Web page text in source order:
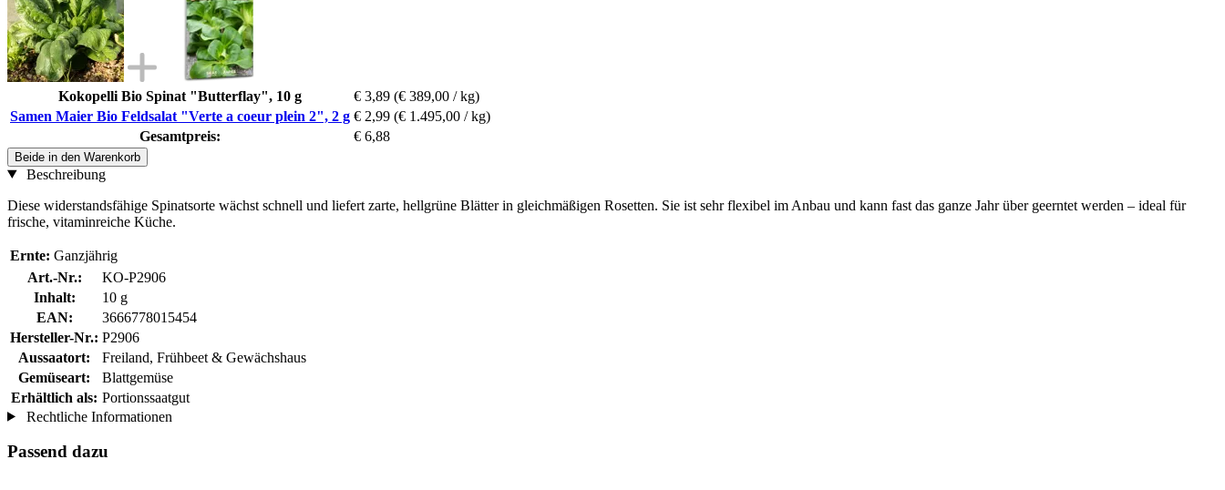
Kokopelli Bio Spinat "Butterflay", 10 g € 3,89 (€ 389,00 / kg)
Samen Maier Bio Feldsalat "Verte a coeur plein 2", 2 g € 2,99 (€ 1.495,00 / kg)
Gesamtpreis:
€ 6,88
Beide in den Warenkorb
Beschreibung
Diese widerstandsfähige Spinatsorte wächst schnell und liefert zarte, hellgrüne Blätter in gleichmäßigen Rosetten. Sie ist sehr flexibel im Anbau und kann fast das ganze Jahr über geerntet werden – ideal für
frische, vitaminreiche Küche.
Ernte: Ganzjährig
Art.-Nr.:
KO-P2906
Inhalt:
10 g
EAN:
3666778015454
Hersteller-Nr.: P2906
Aussaatort:
Freiland, Frühbeet & Gewächshaus
Gemüseart:
Blattgemüse
Erhältlich als: Portionssaatgut
Rechtliche Informationen
Passend dazu